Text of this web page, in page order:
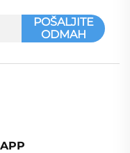
POŠALJITE
ODMAH